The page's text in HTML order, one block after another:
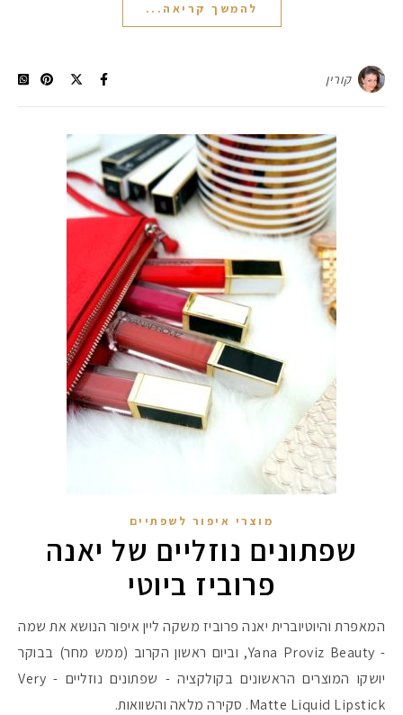
מקדמי הגנה
להמשך קריאה...
קורין
מוצרי איפור לשפתיים
שפתונים נוזליים של יאנה
פרוביז ביוטי
המאפרת והיוטיוברית יאנה פרוביז משקה ליין איפור הנושא את שמה
- Yana Proviz Beauty, וביום ראשון הקרוב (ממש מחר) בבוקר
יושקו המוצרים הראשונים בקולקציה - שפתונים נוזליים - Very
Matte Liquid Lipstick. סקירה מלאה והשוואות.